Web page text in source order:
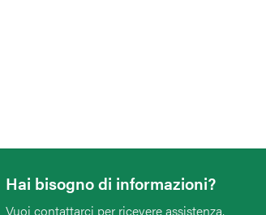
Hai bisogno di informazioni?
Vuoi contattarci per ricevere assistenza,